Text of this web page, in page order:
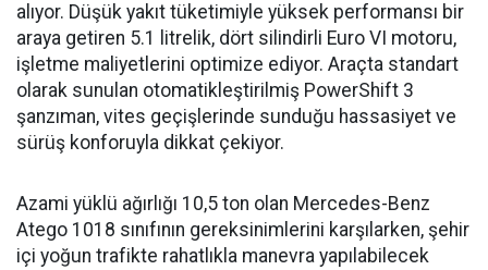
alıyor. Düşük yakıt tüketimiyle yüksek performansı bir
araya getiren 5.1 litrelik, dört silindirli Euro VI motoru,
işletme maliyetlerini optimize ediyor. Araçta standart
olarak sunulan otomatikleştirilmiş PowerShift 3
şanzıman, vites geçişlerinde sunduğu hassasiyet ve
sürüş konforuyla dikkat çekiyor.
Azami yüklü ağırlığı 10,5 ton olan Mercedes-Benz
Atego 1018 sınıfının gereksinimlerini karşılarken, şehir
içi yoğun trafikte rahatlıkla manevra yapılabilecek